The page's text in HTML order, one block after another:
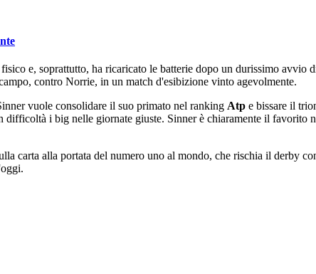
e, soprattutto, ha ricaricato le batterie dopo un durissimo
contro Norrie, in un match d'esibizione vinto agevolmente.
vuole consolidare il suo primato nel ranking Atp e bissare il
difficoltà i big nelle giornate giuste. Sinner è chiaramente il favorito
carta alla portata del numero uno al mondo, che rischia il derby